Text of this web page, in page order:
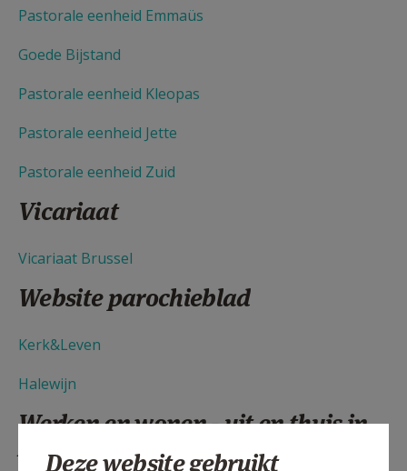
Pastorale eenheid Emmaüs
Goede Bijstand
Pastorale eenheid Kleopas
Pastorale eenheid Jette
Pastorale eenheid Zuid
Vicariaat
Vicariaat Brussel
Website parochieblad
Kerk&Leven
Halewijn
Werken en wonen - uit en thuis in
Anderlecht
Deze website gebruikt